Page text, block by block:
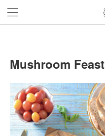
Mushroom Feast